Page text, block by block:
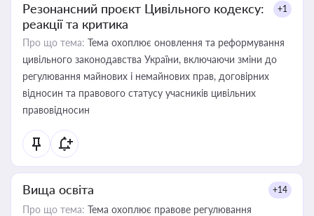
Резонансний проєкт Цивільного кодексу:
реакції та критика
+1
Про що тема: Тема охоплює оновлення та реформування
цивільного законодавства України, включаючи зміни до
регулювання майнових і немайнових прав, договірних
відносин та правового статусу учасників цивільних
правовідносин
Вища освіта +14
Про що тема: Тема охоплює правове регулювання